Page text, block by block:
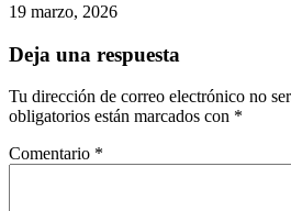
19 marzo, 2026
Deja una respuesta
Tu dirección de correo electrónico no
obligatorios están marcados con *
Comentario *